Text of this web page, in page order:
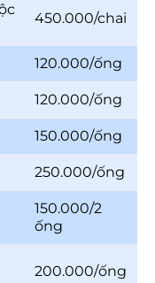
450.000/chai
120.000/ống
120.000/ống
150.000/ống
250.000/ống
150.000/2
ống
200.000/ống